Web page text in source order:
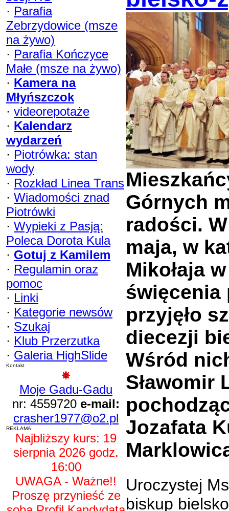
· Parafia
Zebrzydowice (msze
na żywo)
· Parafia Kończyce
Małe (msze na żywo)
· Kamera na
Młyńszczok
· videorepotaże
· Kalendarz
wydarzeń
· Piotrówka: stan
wody
· Rozkład Linea Trans
· Wiadomości znad
Piotrówki
· Wypieki z Pasją:
Poleca Dorota Kula
· Gotuj z Kamilem
· Regulamin oraz
pomoc
· Linki
· Kategorie newsów
· Szukaj
· Klub Przerzutka
· Galeria HighSlide
Kontakt
Moje Gadu-Gadu
nr: 4559720 e-mail:
crasher1977@o2.pl
REKLAMA
Najbliższy kurs: 19
sierpnia 2026 godz.
16:00
UWAGA - Ważne!!
Proszę przynieść ze
Górnych
radości.
maja, w
Mikołaja
święcenia
przyjęło
diecezji
Wśród
Sławomir
Jozafata
Uroczystej
biskup